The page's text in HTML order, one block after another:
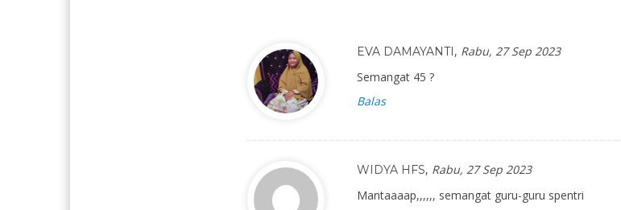
EVA DAMAYANTI, Rabu, 27 Sep 2023
Semangat 45 ?
Balas
WIDYA HFS, Rabu, 27 Sep 2023
Mantaaaap,,,,,, semangat guru-guru spentri